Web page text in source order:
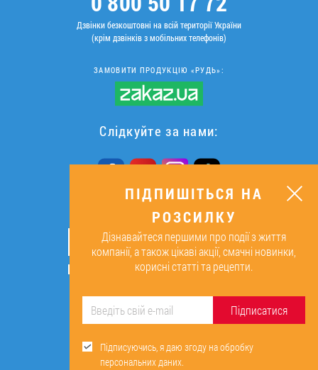
Дзвінки безкоштовні на всій території України
(крім дзвінків з мобільних телефонів)
ЗАМОВИТИ ПРОДУКЦІЮ «РУДЬ»:
Слідкуйте за нами:
ПІДПИШІТЬСЯ НА РОЗСИЛКУ
ОК
Підписуючись, я даю згоду на
ПІДПИШІТЬСЯ НА
РОЗСИЛКУ
Дізнавайтеся першими про події з життя
компанії, а також цікаві акції, смачні новинки,
корисні статті та рецепти.
Підписатися
Підписуючись, я даю згоду на обробку
персональних даних.